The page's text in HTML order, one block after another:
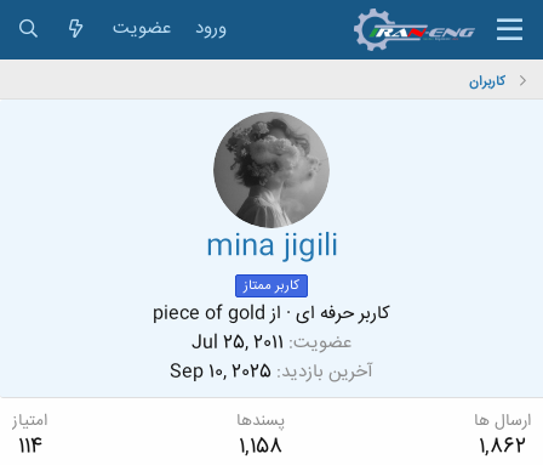
ورود عضویت
کاربران
mina jigili
کاربر ممتاز
کاربر حرفه ای · از piece of gold
عضویت Jul 25, 2011
آخرین بازدید Sep 10, 2025
ارسال ها
1,862
پسندها
1,158
امتیاز
114